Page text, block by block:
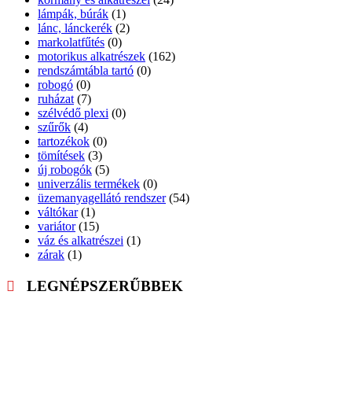
lámpák, búrák (1)
lánc, lánckerék (2)
markolatfűtés (0)
motorikus alkatrészek (162)
rendszámtábla tartó (0)
robogó (0)
ruházat (7)
szélvédő plexi (0)
szűrők (4)
tartozékok (0)
tömítések (3)
új robogók (5)
univerzális termékek (0)
üzemanyagellátó rendszer (54)
váltókar (1)
variátor (15)
váz és alkatrészei (1)
zárak (1)
LEGNÉPSZERŰBBEK